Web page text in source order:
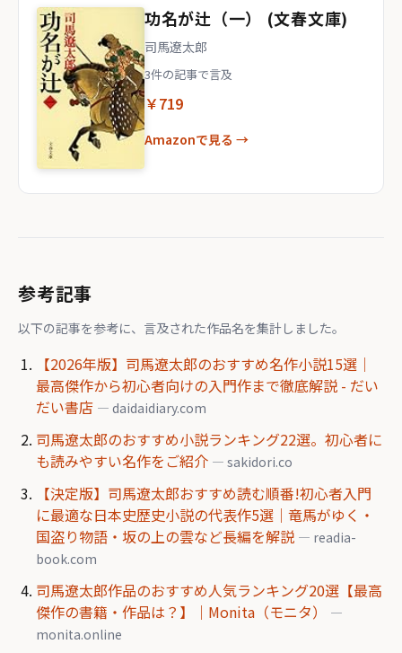
功名が辻（一） (文春文庫)
司馬遼太郎
3件の記事で言及
￥719
Amazonで見る →
参考記事
以下の記事を参考に、言及された作品名を集計しました。
【2026年版】司馬遼太郎のおすすめ名作小説15選｜
最高傑作から初心者向けの入門作まで徹底解説 - だい
だい書店 — daidaidiary.com
司馬遼太郎のおすすめ小説ランキング22選。初心者に
も読みやすい名作をご紹介 — sakidori.co
【決定版】司馬遼太郎おすすめ読む順番!初心者入門
に最適な日本史歴史小説の代表作5選｜竜馬がゆく・
国盗り物語・坂の上の雲など長編を解説 — readia-
book.com
司馬遼太郎作品のおすすめ人気ランキング20選【最高
傑作の書籍・作品は？】｜Monita（モニタ）
—
monita.online